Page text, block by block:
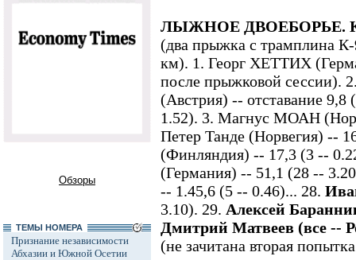
Обзоры
ТЕМЫ НОМЕРА
Признание независимости
Абхазии и Южной Осетии
ЛЫЖНОЕ ДВОЕБОРЬЕ.
(два прыжка с трамплина К-
км). 1. Георг ХЕТТИХ
после прыжковой
(Австрия) -- отставание 9,8
1.52). 3. Магнус МОАН
Петер Танде (Норвегия) --
(Финляндия) -- 17,3 (3 --
(Германия) -- 51,1 (28 --
-- 1.45,6 (5 -- 0.46)... 28.
3.10). 29. Алексей
Дмитрий Матвеев (все --
(не зачитана вторая